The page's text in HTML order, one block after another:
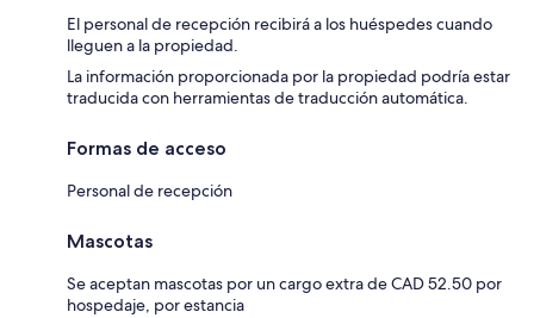
El personal de recepción recibirá a los huéspedes cuando
lleguen a la propiedad.
La información proporcionada por la propiedad podría estar
traducida con herramientas de traducción automática.
Formas de acceso
Personal de recepción
Mascotas
Se aceptan mascotas por un cargo extra de CAD 52.50 por
hospedaje, por estancia